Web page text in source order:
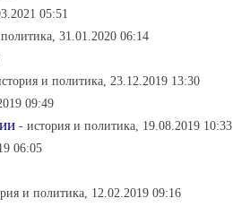
05:51
31.01.2020 06:14
и политика, 23.12.2019 13:30
09:49
- история и политика, 19.08.2019 10:33
06:05
и политика, 12.02.2019 09:16